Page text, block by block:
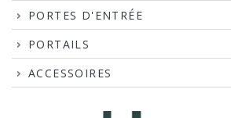
PORTES D'ENTRÉE
PORTAILS
ACCESSOIRES